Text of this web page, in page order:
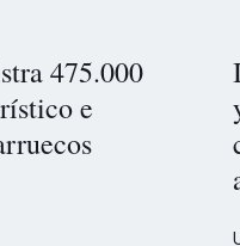
475.000
e